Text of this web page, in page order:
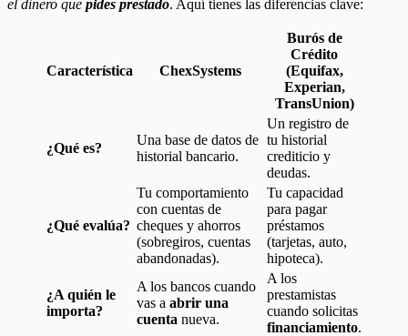
el dinero que pides prestado. Aquí tienes las diferencias clave:
Característica ChexSystems
Burós de
Crédito
(Equifax,
Experian,
TransUnion)
¿Qué es?
Una base de datos de
historial bancario.
Un registro de
tu historial
crediticio y
deudas.
¿Qué evalúa?
Tu comportamiento
con cuentas de
cheques y ahorros
(sobregiros, cuentas
abandonadas).
Tu capacidad
para pagar
préstamos
(tarjetas, auto,
hipoteca).
¿A quién le
importa?
A los bancos cuando
vas a abrir una
cuenta nueva.
A los
prestamistas
cuando solicitas
financiamiento.